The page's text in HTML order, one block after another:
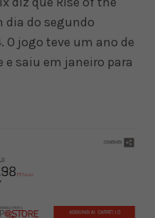
dia do segundo
O jogo teve um ano de
e saiu em janeiro para